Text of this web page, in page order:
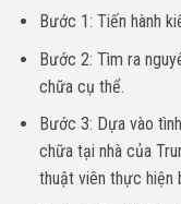
Bước 1: Tiến hành
Bước 2: Tìm ra
chữa cụ thể.
Bước 3: Dựa vào
chữa tại nhà của
thuật viên thực hiện